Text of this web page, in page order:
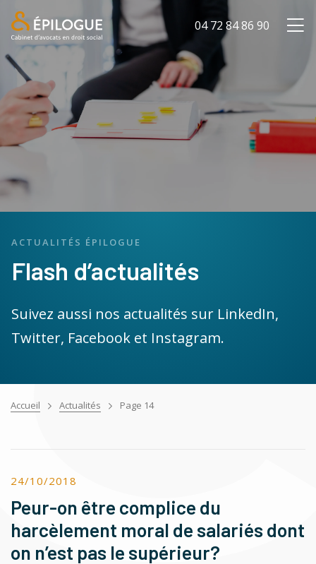
04 72 84 86 90
ACTUALITÉS ÉPILOGUE
Flash d’actualités
Suivez aussi nos actualités sur LinkedIn,
Twitter, Facebook et Instagram.
Accueil Actualités Page 14
24/10/2018
Peur-on être complice du
harcèlement moral de salariés dont
on n’est pas le supérieur?